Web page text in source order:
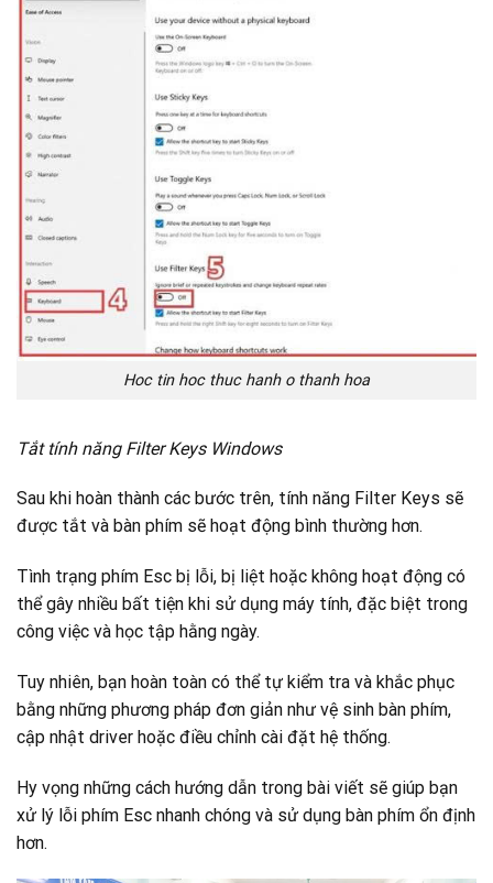
Hoc tin hoc thuc hanh o thanh hoa
Tắt tính năng Filter Keys Windows
Sau khi hoàn thành các bước trên, tính năng Filter Keys sẽ
được tắt và bàn phím sẽ hoạt động bình thường hơn.
Tình trạng phím Esc bị lỗi, bị liệt hoặc không hoạt động có
thể gây nhiều bất tiện khi sử dụng máy tính, đặc biệt trong
công việc và học tập hằng ngày.
Tuy nhiên, bạn hoàn toàn có thể tự kiểm tra và khắc phục
bằng những phương pháp đơn giản như vệ sinh bàn phím,
cập nhật driver hoặc điều chỉnh cài đặt hệ thống.
Hy vọng những cách hướng dẫn trong bài viết sẽ giúp bạn
xử lý lỗi phím Esc nhanh chóng và sử dụng bàn phím ổn định
hơn.